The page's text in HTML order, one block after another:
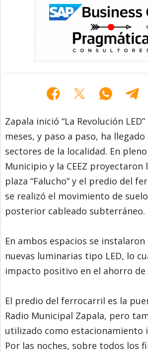
Zapala inició “La Revolución
meses, y paso a paso, ha
sectores de la localidad. En
Municipio y la CEEZ proyectaron
plaza “Falucho” y el predio del
se realizó el movimiento de
posterior cableado subterráneo.
En ambos espacios se
nuevas luminarias tipo LED, lo
impacto positivo en el ahorro de
El predio del ferrocarril es la
Radio Municipal Zapala, pero
utilizado como estacionamiento
Por las noches, sobre todos los